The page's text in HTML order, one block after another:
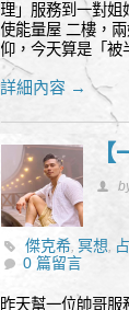
理」服務到一對
使能量屋 二樓，
仰，今天算是「被
詳細內容 →
傑克希,冥想,
豐盛,身心靈
0 篇留言
昨天幫一位帥哥